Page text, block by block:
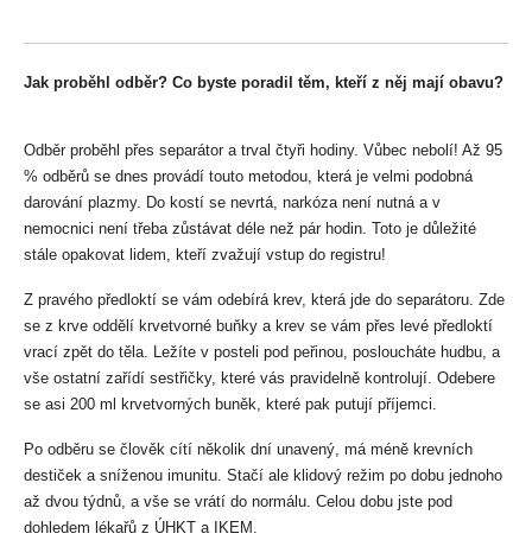
Jak proběhl odběr? Co byste poradil těm, kteří z něj mají obavu?
Odběr proběhl přes separátor a trval čtyři hodiny. Vůbec nebolí! Až 95
% odběrů se dnes provádí touto metodou, která je velmi podobná
darování plazmy. Do kostí se nevrtá, narkóza není nutná a v
nemocnici není třeba zůstávat déle než pár hodin. Toto je důležité
stále opakovat lidem, kteří zvažují vstup do registru!
Z pravého předloktí se vám odebírá krev, která jde do separátoru. Zde
se z krve oddělí krvetvorné buňky a krev se vám přes levé předloktí
vrací zpět do těla. Ležíte v posteli pod peřinou, posloucháte hudbu, a
vše ostatní zařídí sestřičky, které vás pravidelně kontrolují. Odebere
se asi 200 ml krvetvorných buněk, které pak putují příjemci.
Po odběru se člověk cítí několik dní unavený, má méně krevních
destiček a sníženou imunitu. Stačí ale klidový režim po dobu jednoho
až dvou týdnů, a vše se vrátí do normálu. Celou dobu jste pod
dohledem lékařů z ÚHKT a IKEM.